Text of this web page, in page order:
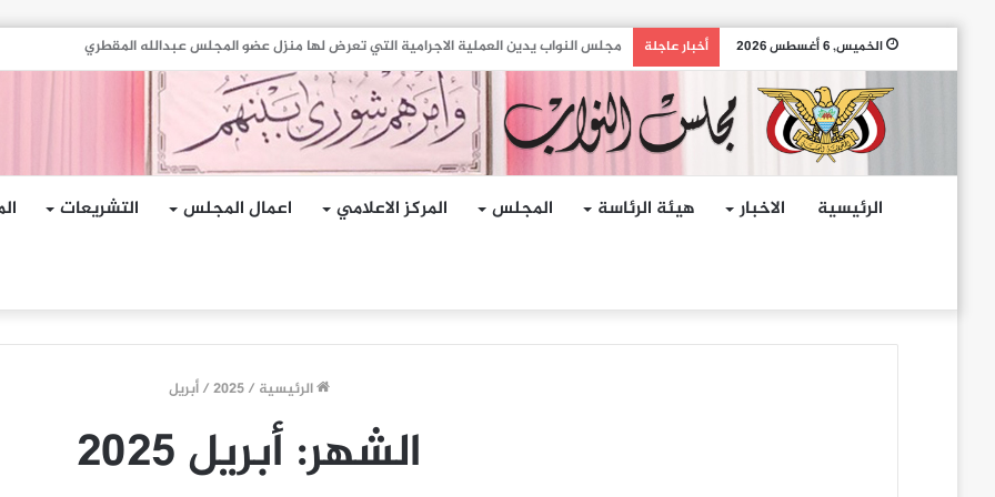
الخميس, 6 أغسطس 2026 أخبار عاجلة مجلس النواب يدين الهجمات الإرهابية الحوثية التي استهدفت السفينة الهندية في البحر الأحمر
الرئيسية الاخبار هيئة الرئاسة المجلس المركز الاعلامي اعمال المجلس التشريعات
الرئيسية /
2025
/ أبريل
الشهر: أبريل 2025